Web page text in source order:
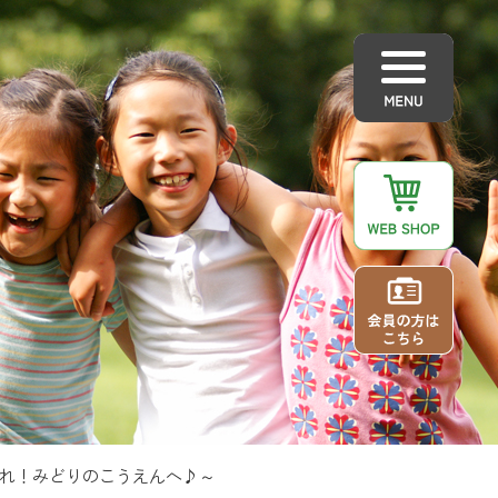
！みどりのこうえんへ♪～